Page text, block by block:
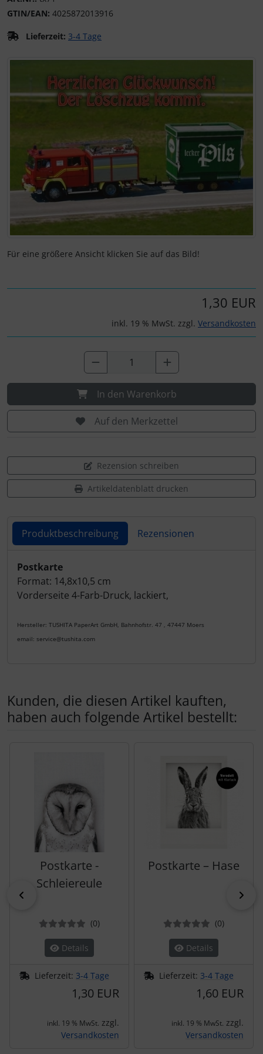
GTIN/EAN: 4025872013916
Lieferzeit: 3-4 Tage
Wenn mehr als ein Produktbild exitiert, können Sie die
Für eine größere Ansicht klicken Sie auf das Bild!
1,30 EUR
inkl. 19 % MwSt. zzgl. Versandkosten
In den Warenkorb
Auf den Merkzettel
Rezension schreiben
Artikeldatenblatt drucken
Produktbeschreibung Rezensionen
Produktbeschreibung
Postkarte
Format: 14,8x10,5 cm
Vorderseite 4-Farb-Druck, lackiert,
Hersteller: TUSHITA PaperArt GmbH, Bahnhofstr. 47 , 47447 Moers
email: service@tushita.com
Kunden, die diesen Artikel kauften,
haben auch folgende Artikel bestellt:
Postkarte -
Schleiereule
(0Bewertungen
)
Details
Lieferzeit: 3-4 Tage
1,30 EUR
inkl. 19 % MwSt. zzgl.
Versandkosten
Postkarte – Hase
(0)
Details
Lieferzeit: 3-4 Tage
1,60 EUR
inkl. 19 % MwSt. zzgl.
Versandkosten
Klappkarten - Weihnachten